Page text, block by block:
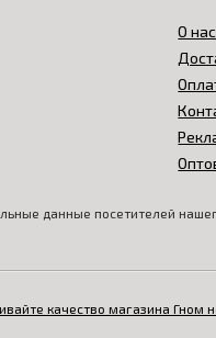
О нас
данные посетителей